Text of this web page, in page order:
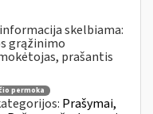
skelbiama:
grąžinimo
prašantis
permoka
Prašymai,